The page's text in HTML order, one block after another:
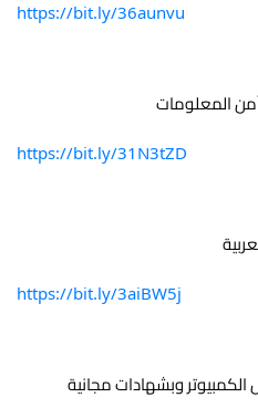
https://bit.ly/36aunvu
المعلومات
https://bit.ly/31N3tZD
https://bit.ly/3aiBW5j